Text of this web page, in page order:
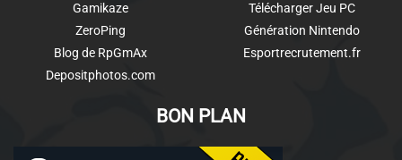
Gamikaze
ZeroPing
Blog de RpGmAx
Depositphotos.com
Télécharger Jeu PC
Génération Nintendo
Esportrecrutement.fr
BON PLAN